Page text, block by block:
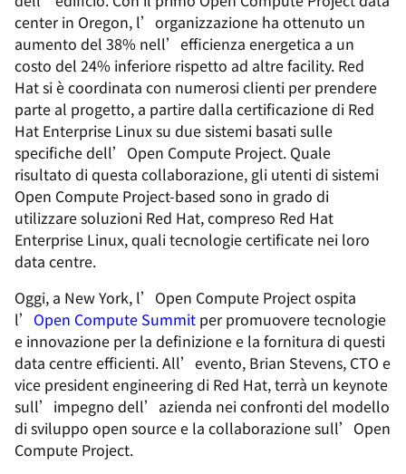
center in Oregon, l’organizzazione ha ottenuto un
aumento del 38% nell’efficienza energetica a un
costo del 24% inferiore rispetto ad altre facility. Red
Hat si è coordinata con numerosi clienti per prendere
parte al progetto, a partire dalla certificazione di Red
Hat Enterprise Linux su due sistemi basati sulle
specifiche dell’Open Compute Project. Quale
risultato di questa collaborazione, gli utenti di sistemi
Open Compute Project-based sono in grado di
utilizzare soluzioni Red Hat, compreso Red Hat
Enterprise Linux, quali tecnologie certificate nei loro
data centre.
Oggi, a New York, l’Open Compute Project ospita
l’ Open Compute Summit per promuovere tecnologie
e innovazione per la definizione e la fornitura di questi
data centre efficienti. All’evento, Brian Stevens, CTO e
vice president engineering di Red Hat, terrà un keynote
sull’impegno dell’azienda nei confronti del modello
di sviluppo open source e la collaborazione sull’Open
Compute Project.